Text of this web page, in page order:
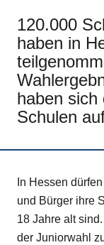
120.000
haben in
haben sich
Schulen
In Hessen
und Bürger ihre
18 Jahre alt
der Juniorwahl